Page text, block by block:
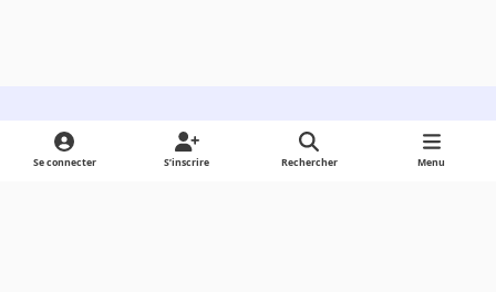
Light ModeDark ModeSystem Preference
Se connecter S’inscrire Rechercher Menu